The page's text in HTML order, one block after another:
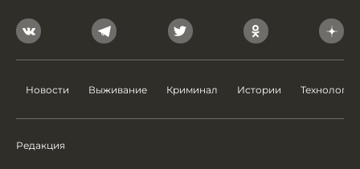
Новости Выживание Криминал Истории Технологии
Редакция